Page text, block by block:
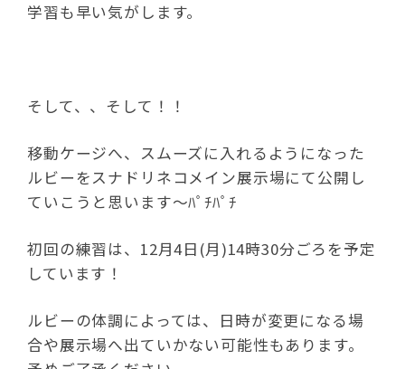
学習も早い気がします。
そして、、そして！！
移動ケージへ、スムーズに入れるようになった
ルビーをスナドリネコメイン展示場にて公開し
ていこうと思います〜ﾊﾟﾁﾊﾟﾁ
初回の練習は、12月4日(月)14時30分ごろを予定
しています！
ルビーの体調によっては、日時が変更になる場
合や展示場へ出ていかない可能性もあります。